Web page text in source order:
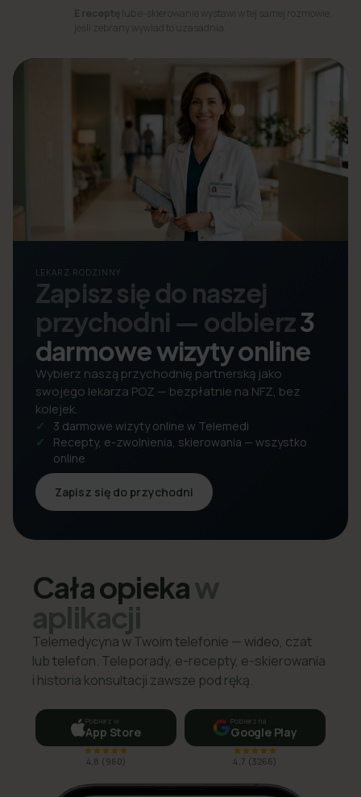
E receptę lub e-skierowanie wystawi w tej samej rozmowie,
jeśli zebrany wywiad to uzasadnia.
LEKARZ RODZINNY
Zapisz się do naszej
przychodni — odbierz3
darmowe wizyty online
Wybierz naszą przychodnię partnerską jako
swojego lekarza POZ — bezpłatnie na NFZ, bez
kolejek.
3 darmowe wizyty online w Telemedi
Recepty, e-zwolnienia, skierowania — wszystko
online
Zapisz się do przychodni
Cała opiekaw
aplikacji
Telemedycyna w Twoim telefonie — wideo, czat
lub telefon. Teleporady, e-recepty, e-skierowania
i historia konsultacji zawsze pod ręką.
Pobierz w
App Store
4,8 ( 960)
Pobierz na
Google Play
4,7 (3266)